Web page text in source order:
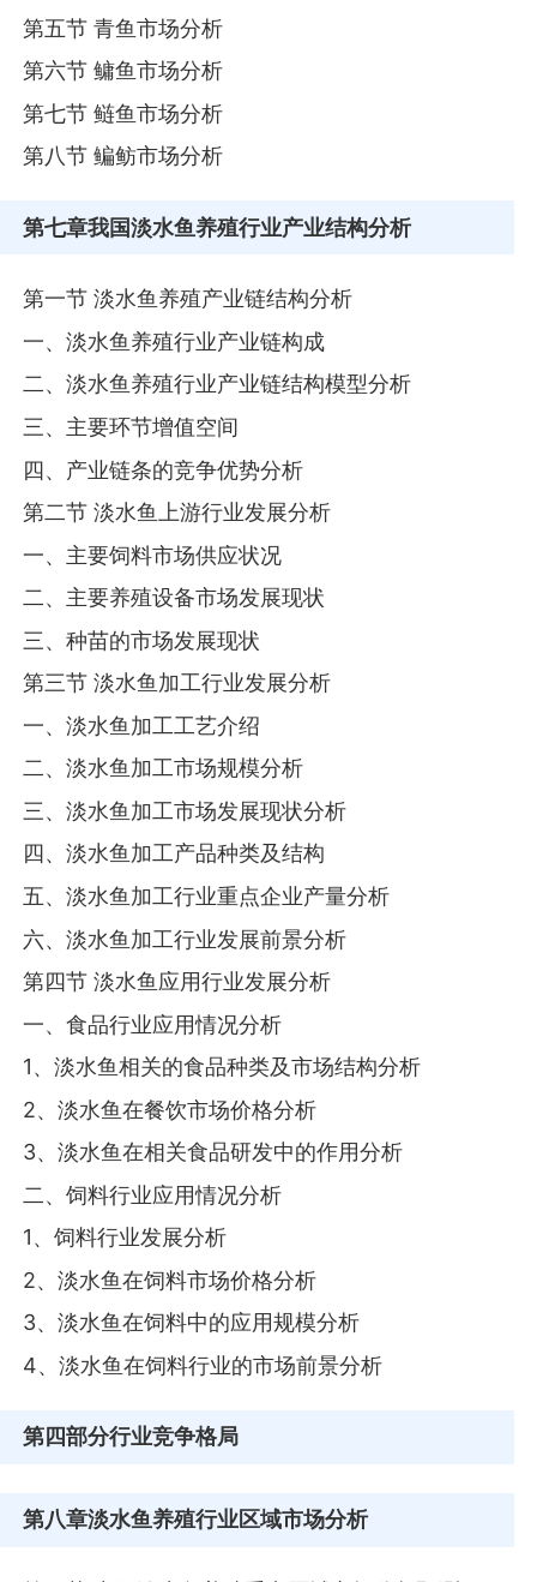
第五节 青鱼市场分析
第六节 鳙鱼市场分析
第七节 鲢鱼市场分析
第八节 鳊鲂市场分析
第七章我国淡水鱼养殖行业产业结构分析
第一节 淡水鱼养殖产业链结构分析
一、淡水鱼养殖行业产业链构成
二、淡水鱼养殖行业产业链结构模型分析
三、主要环节增值空间
四、产业链条的竞争优势分析
第二节 淡水鱼上游行业发展分析
一、主要饲料市场供应状况
二、主要养殖设备市场发展现状
三、种苗的市场发展现状
第三节 淡水鱼加工行业发展分析
一、淡水鱼加工工艺介绍
二、淡水鱼加工市场规模分析
三、淡水鱼加工市场发展现状分析
四、淡水鱼加工产品种类及结构
五、淡水鱼加工行业重点企业产量分析
六、淡水鱼加工行业发展前景分析
第四节 淡水鱼应用行业发展分析
一、食品行业应用情况分析
1、淡水鱼相关的食品种类及市场结构分析
2、淡水鱼在餐饮市场价格分析
3、淡水鱼在相关食品研发中的作用分析
二、饲料行业应用情况分析
1、饲料行业发展分析
2、淡水鱼在饲料市场价格分析
3、淡水鱼在饲料中的应用规模分析
4、淡水鱼在饲料行业的市场前景分析
第四部分行业竞争格局
第八章淡水鱼养殖行业区域市场分析